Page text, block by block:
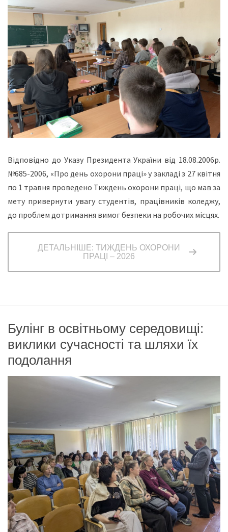
Відповідно до Указу Президента України від 18.08.2006р.
№685-2006, «Про день охорони праці» у закладі з 27 квітня
по 1 травня проведено Тиждень охорони праці, що мав за
мету привернути увагу студентів, працівників коледжу,
до проблем дотримання вимог безпеки на робочих місцях.
ДЕТАЛЬНІШЕ: ТИЖДЕНЬ ОХОРОНИ
ПРАЦІ – 2026
Булінг в освітньому середовищі:
виклики сучасності та шляхи їх
подолання